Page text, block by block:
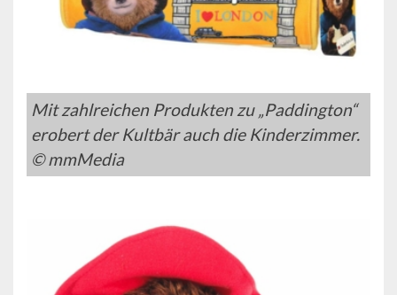
Mit zahlreichen Produkten zu „Paddington“
erobert der Kultbär auch die Kinderzimmer.
© mmMedia